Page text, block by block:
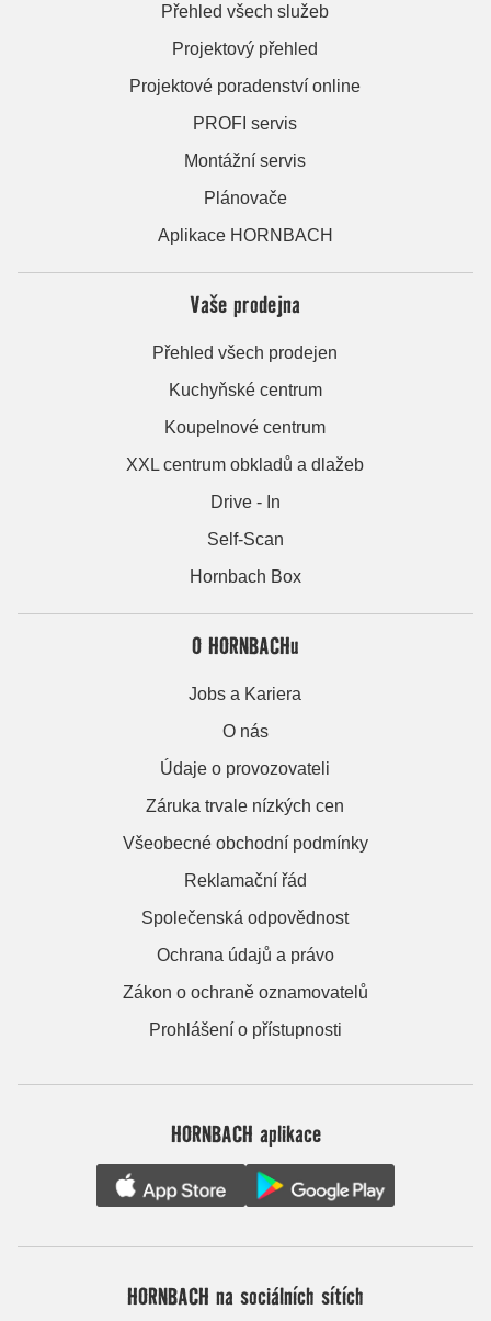
Přehled všech služeb
Projektový přehled
Projektové poradenství online
PROFI servis
Montážní servis
Plánovače
Aplikace HORNBACH
Vaše prodejna
Přehled všech prodejen
Kuchyňské centrum
Koupelnové centrum
XXL centrum obkladů a dlažeb
Drive - In
Self-Scan
Hornbach Box
O HORNBACHu
Jobs a Kariera
O nás
Údaje o provozovateli
Záruka trvale nízkých cen
Všeobecné obchodní podmínky
Reklamační řád
Společenská odpovědnost
Ochrana údajů a právo
Zákon o ochraně oznamovatelů
Prohlášení o přístupnosti
HORNBACH aplikace
HORNBACH na sociálních sítích